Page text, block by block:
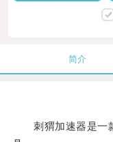
简介
刺猬加速器是一款